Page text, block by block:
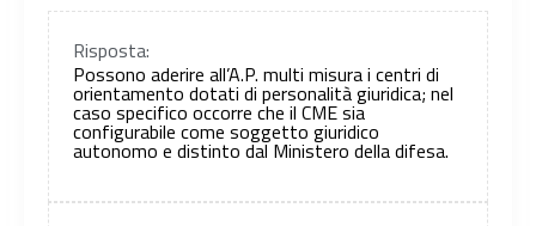
Risposta:
Possono aderire all’A.P. multi misura i centri di
orientamento dotati di personalità giuridica; nel
caso specifico occorre che il CME sia
configurabile come soggetto giuridico
autonomo e distinto dal Ministero della difesa.